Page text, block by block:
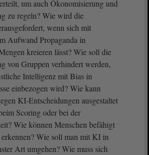
um auch Ökonomisierung und
zu regeln? Wie wird die
wenn sich mit
Aufwand Propaganda in
kreieren lässt? Wie soll die
von Gruppen verhindert werden,
Intelligenz mit Bias in
einbezogen wird? Wie kann
KI-Entscheidungen ausgestaltet
Scoring oder bei der
Wie können Menschen befähigt
Wie soll man mit KI in
Art umgehen? Wie muss sich